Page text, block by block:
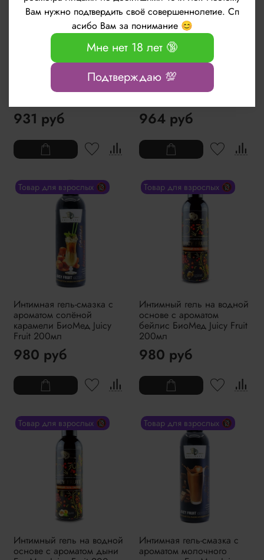
Согревающая и
возбуждающая интимная
гель-смазка БиоМед Hot
931 руб
Интимный гель на водной
основе с ароматом пина
колада БиоМед Juicy Fruit
964 руб
Товар для взрослых 🔞
Интимная гель-смазка с
ароматом солёной
карамели БиоМед Juicy
Fruit 200мл
980 руб
Товар для взрослых 🔞
Интимный гель на водной
основе с ароматом
бейлис БиоМед Juicy Fruit
200мл
980 руб
Товар для взрослых 🔞
Интимный гель на водной
основе с ароматом дыни
Товар для взрослых 🔞
Интимная гель-смазка с
ароматом молочного
Вам нужно подтвердить своё совершеннолетие. Сп
асибо Вам за понимание 😊
Мне нет 18 лет 🔞
Подтверждаю 💯